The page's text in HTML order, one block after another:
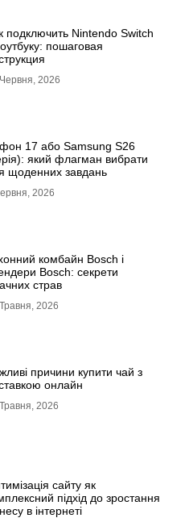
подключить Nintendo Switch
пошаговая
2026
17 або Samsung S26
який флагман вибрати
щоденних завдань
2026
комбайн Bosch і
Bosch: секрети
страв
2026
причини купити чай з
онлайн
2026
сайту як
підхід до зростання
в інтернеті